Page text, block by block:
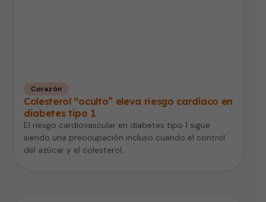
Corazón
Colesterol “oculto” eleva riesgo cardíaco en
diabetes tipo 1
El riesgo cardiovascular en diabetes tipo 1 sigue
siendo una preocupación incluso cuando el control
del azúcar y el colesterol…